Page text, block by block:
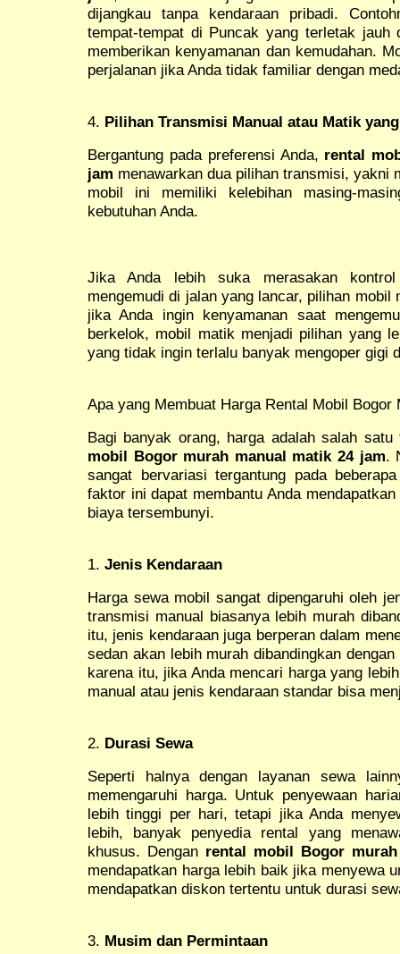
dijangkau tanpa kendaraan pribadi.
tempat-tempat di Puncak yang terletak
memberikan kenyamanan dan kemudahan.
perjalanan jika Anda tidak familiar dengan
4. Pilihan Transmisi Manual atau Matik
Bergantung pada preferensi Anda, rental
jam menawarkan dua pilihan transmisi, yakni
mobil ini memiliki kelebihan masing-
kebutuhan Anda.
Jika Anda lebih suka merasakan
mengemudi di jalan yang lancar, pilihan
jika Anda ingin kenyamanan saat
berkelok, mobil matik menjadi pilihan yang
yang tidak ingin terlalu banyak mengoper gigi
Apa yang Membuat Harga Rental Mobil Bogor
Bagi banyak orang, harga adalah salah
mobil Bogor murah manual matik 24 jam.
sangat bervariasi tergantung pada
faktor ini dapat membantu Anda
biaya tersembunyi.
1. Jenis Kendaraan
Harga sewa mobil sangat dipengaruhi oleh
transmisi manual biasanya lebih murah
itu, jenis kendaraan juga berperan dalam
sedan akan lebih murah dibandingkan
karena itu, jika Anda mencari harga yang
manual atau jenis kendaraan standar bisa
2. Durasi Sewa
Seperti halnya dengan layanan sewa
memengaruhi harga. Untuk penyewaan
lebih tinggi per hari, tetapi jika Anda
lebih, banyak penyedia rental yang
khusus. Dengan rental mobil Bogor
mendapatkan harga lebih baik jika menyewa
mendapatkan diskon tertentu untuk durasi
3. Musim dan Permintaan